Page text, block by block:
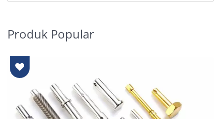
Produk Popular